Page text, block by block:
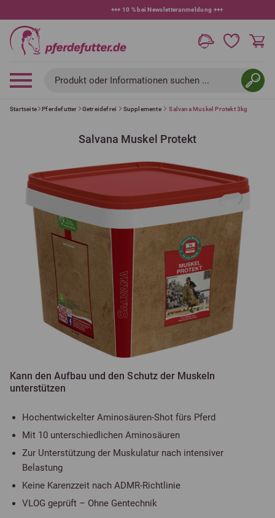
10 % bei Newsletteranmeldung+++
Produkt oder Informationen suchen ...
Startseite Pferdefutter Getreidefrei Supplemente Salvana Muskel Protekt 3kg
Salvana Muskel Protekt
Kann den Aufbau und den Schutz der Muskeln
unterstützen
Hochentwickelter Aminosäuren-Shot fürs Pferd
Mit 10 unterschiedlichen Aminosäuren
Zur Unterstützung der Muskulatur nach intensiver
Belastung
Keine Karenzzeit nach ADMR-Richtlinie
VLOG geprüft – Ohne Gentechnik